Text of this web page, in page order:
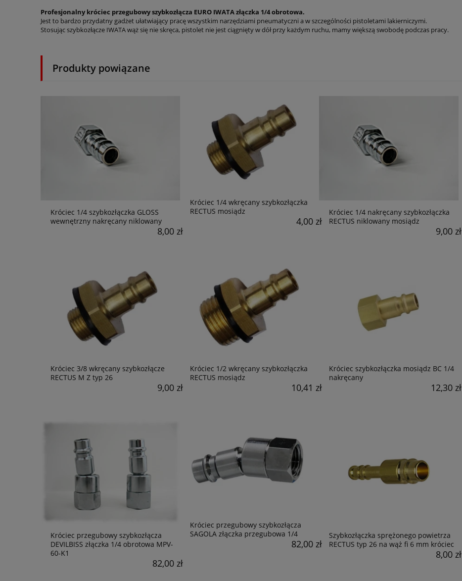
Profesjonalny króciec przegubowy szybkozłącza EURO IWATA złączka 1/4 obrotowa.
Jest to bardzo przydatny gadżet ułatwiający pracę wszystkim narzędziami pneumatyczni a w szczególności pistoletami lakierniczymi.
Stosując szybkozłącze IWATA wąż się nie skręca, pistolet nie jest ciągnięty w dół przy każdym ruchu, mamy większą swobodę podczas pracy.
Produkty powiązane
Króciec 1/4 szybkozłączka GLOSS
wewnętrzny nakręcany niklowany
8,00 zł
Króciec 1/4 wkręcany szybkozłączka
RECTUS mosiądz
4,00 zł
Króciec 1/4 nakręcany szybkozłączka
RECTUS niklowany mosiądz
9,00 zł
Króciec 3/8 wkręcany szybkozłącze
RECTUS M Z typ 26
9,00 zł
Króciec 1/2 wkręcany szybkozłączka
RECTUS mosiądz
10,41 zł
Króciec szybkozłączka mosiądz BC 1/4
nakręcany
12,30 zł
Króciec przegubowy szybkozłącza
DEVILBISS złączka 1/4 obrotowa MPV-
60-K1
82,00 zł
Króciec przegubowy szybkozłącza
SAGOLA złączka przegubowa 1/4
82,00 zł
Szybkozłączka sprężonego powietrza
RECTUS typ 26 na wąż fi 6 mm króciec
8,00 zł